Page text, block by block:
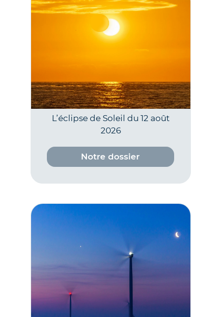
L’éclipse de Soleil du 12 août
2026
Notre dossier